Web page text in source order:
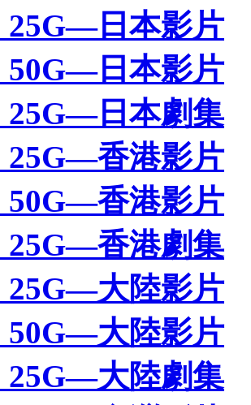
25G—日本影片
50G—日本影片
25G—日本劇集
25G—香港影片
50G—香港影片
25G—香港劇集
25G—大陸影片
50G—大陸影片
25G—大陸劇集